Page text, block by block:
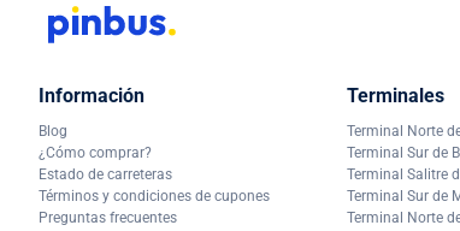
Información
Blog
¿Cómo comprar?
Estado de carreteras
Términos y condiciones de cupones
Preguntas frecuentes
Terminales
Terminal Norte
Terminal Sur de
Terminal Salitre
Terminal Sur de
Terminal Norte